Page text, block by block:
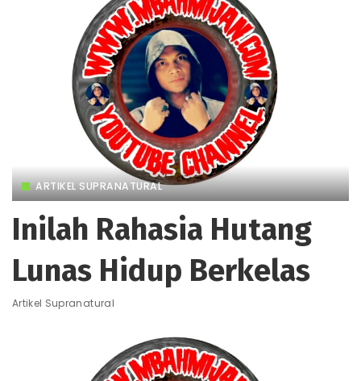
ARTIKEL SUPRANATURAL
Inilah Rahasia Hutang
Lunas Hidup Berkelas
Artikel Supranatural